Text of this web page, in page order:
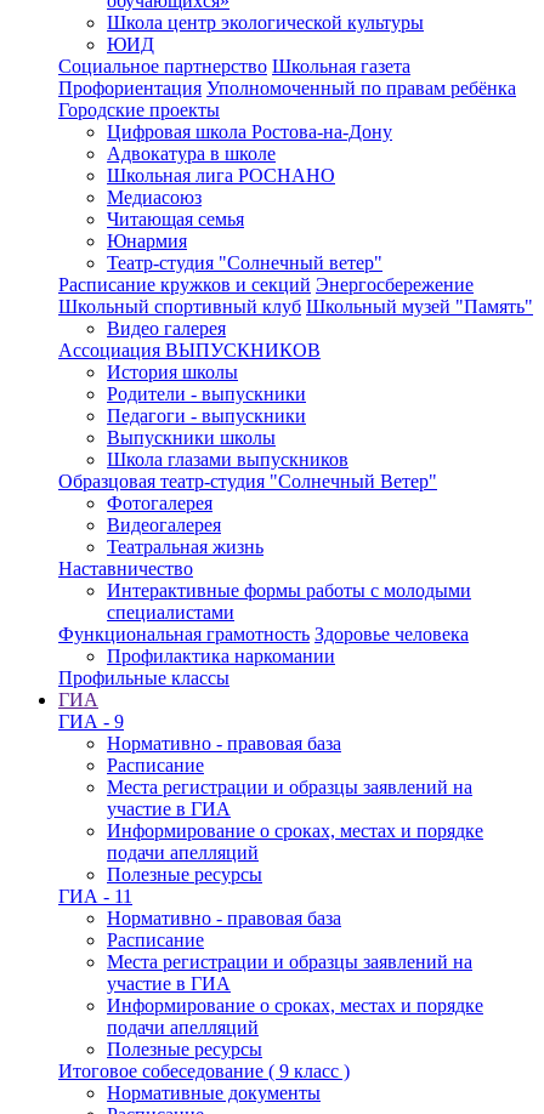
Школа центр экологической культуры
ЮИД
Социальное партнерство Школьная газета
Профориентация Уполномоченный по правам ребёнка
Городские проекты
Цифровая школа Ростова-на-Дону
Адвокатура в школе
Школьная лига РОСНАНО
Медиасоюз
Читающая семья
Юнармия
Театр-студия "Солнечный ветер"
Расписание кружков и секций Энергосбережение
Школьный спортивный клуб Школьный музей "Память"
Видео галерея
Ассоциация ВЫПУСКНИКОВ
История школы
Родители - выпускники
Педагоги - выпускники
Выпускники школы
Школа глазами выпускников
Образцовая театр-студия "Солнечный Ветер"
Фотогалерея
Видеогалерея
Театральная жизнь
Наставничество
Интерактивные формы работы с молодыми
специалистами
Функциональная грамотность Здоровье человека
Профилактика наркомании
Профильные классы
ГИА
ГИА - 9
Нормативно - правовая база
Расписание
Места регистрации и образцы заявлений на
участие в ГИА
Информирование о сроках, местах и порядке
подачи апелляций
Полезные ресурсы
ГИА - 11
Нормативно - правовая база
Расписание
Места регистрации и образцы заявлений на
участие в ГИА
Информирование о сроках, местах и порядке
подачи апелляций
Полезные ресурсы
Итоговое собеседование ( 9 класс )
Нормативные документы